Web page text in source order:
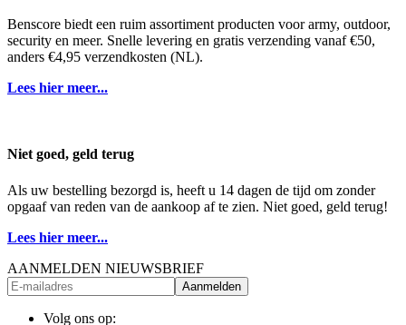
Benscore biedt een ruim assortiment producten voor army, outdoor,
security en meer. Snelle levering en gratis verzending vanaf €50,
anders €4,95 verzendkosten (NL).
Lees hier meer...
Niet goed, geld terug
Als uw bestelling bezorgd is, heeft u 14 dagen de tijd om zonder
opgaaf van reden van de aankoop af te zien. Niet goed, geld terug!
Lees hier meer...
AANMELDEN NIEUWSBRIEF
Aanmelden
Volg ons op: